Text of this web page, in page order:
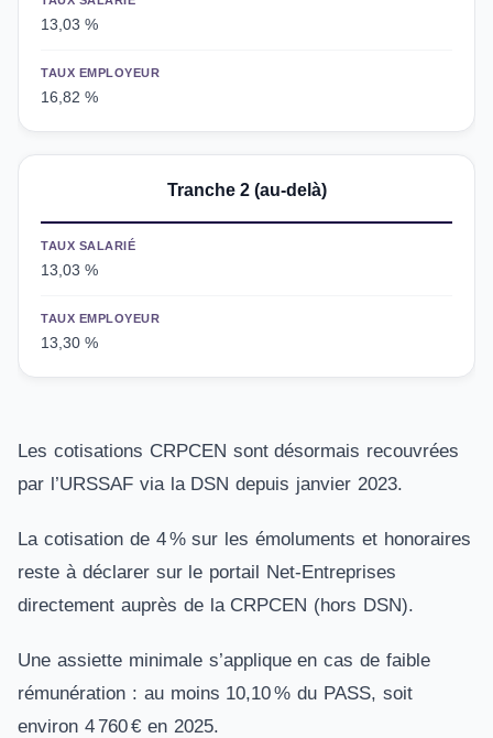
13,03 %
TAUX EMPLOYEUR
16,82 %
Tranche 2 (au-delà)
TAUX SALARIÉ
13,03 %
TAUX EMPLOYEUR
13,30 %
Les cotisations CRPCEN sont désormais recouvrées
par l’URSSAF via la DSN depuis janvier 2023.
La cotisation de 4 % sur les émoluments et honoraires
reste à déclarer sur le portail Net-Entreprises
directement auprès de la CRPCEN (hors DSN).
Une assiette minimale s’applique en cas de faible
rémunération : au moins 10,10 % du PASS, soit
environ 4 760 € en 2025.